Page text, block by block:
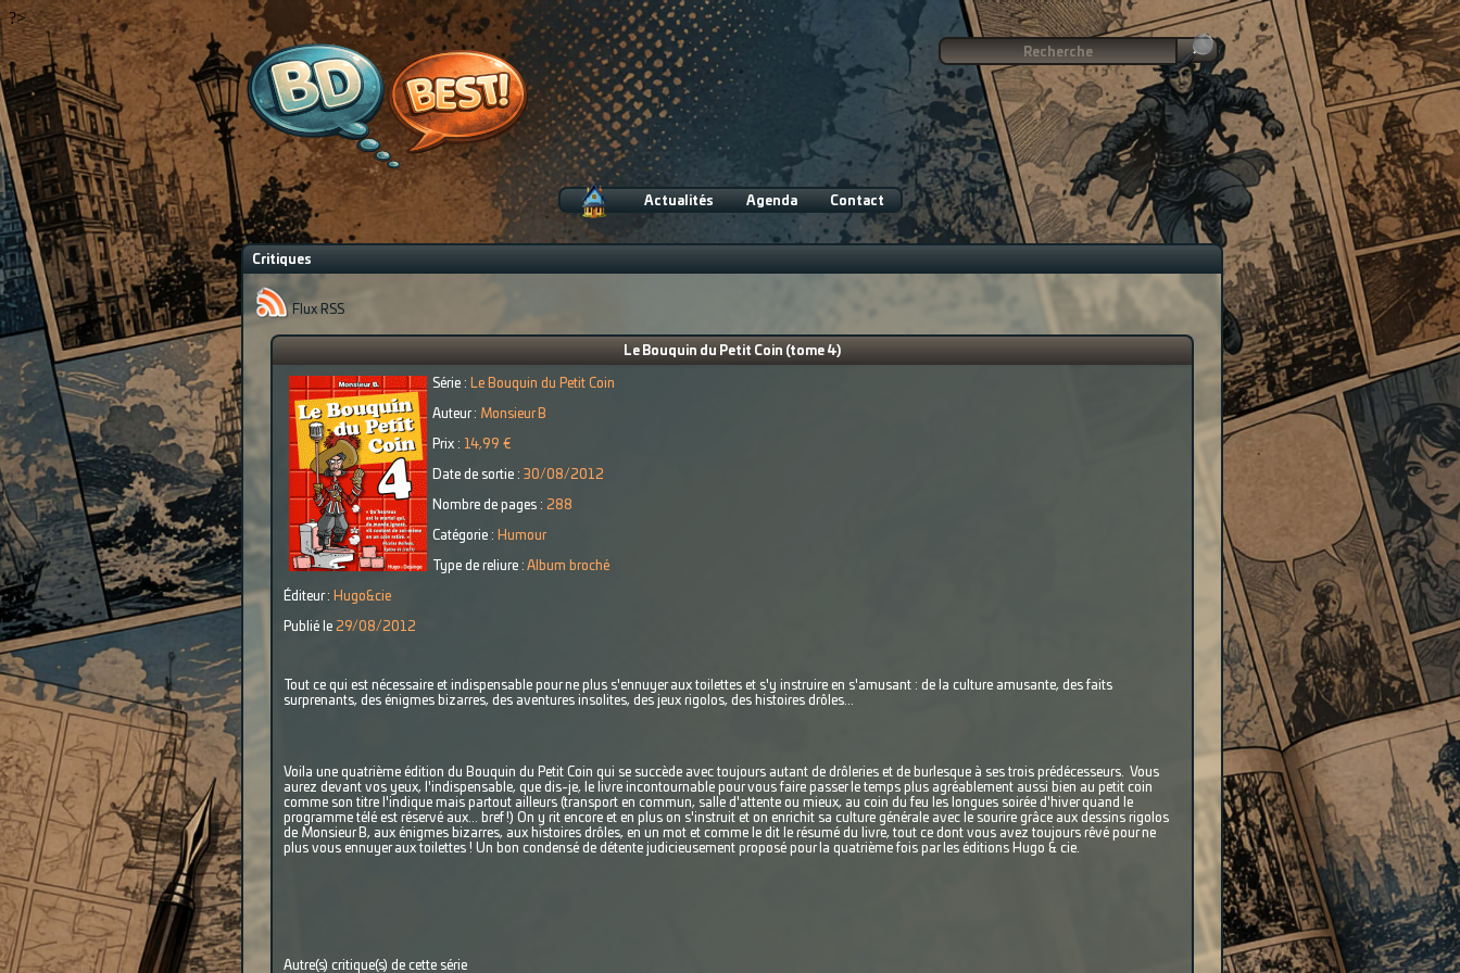
?>
Actualités Agenda Contact
Critiques
Flux RSS
Le Bouquin du Petit Coin (tome 4)
Série : Le Bouquin du Petit Coin
Auteur : Monsieur B
Prix : 14,99 €
Date de sortie : 30/08/2012
Nombre de pages : 288
Catégorie : Humour
Type de reliure : Album broché
Éditeur : Hugo&cie
Publié le 29/08/2012
Tout ce qui est nécessaire et indispensable pour ne plus s'ennuyer aux toilettes et s'y instruire en s'amusant : de la culture amusante, des faits
surprenants, des énigmes bizarres, des aventures insolites, des jeux rigolos, des histoires drôles...
Voila une quatrième édition du Bouquin du Petit Coin qui se succède avec toujours autant de drôleries et de burlesque à ses trois prédécesseurs. Vous
aurez devant vos yeux, l'indispensable, que dis-je, le livre incontournable pour vous faire passer le temps plus agréablement aussi bien au petit coin
comme son titre l'indique mais partout ailleurs (transport en commun, salle d'attente ou mieux, au coin du feu les longues soirée d'hiver quand le
programme télé est réservé aux... bref !) On y rit encore et en plus on s'instruit et on enrichit sa culture générale avec le sourire grâce aux dessins rigolos
de Monsieur B, aux énigmes bizarres, aux histoires drôles, en un mot et comme le dit le résumé du livre, tout ce dont vous avez toujours rêvé pour ne
plus vous ennuyer aux toilettes ! Un bon condensé de détente judicieusement proposé pour la quatrième fois par les éditions Hugo & cie.
Autre(s) critique(s) de cette série